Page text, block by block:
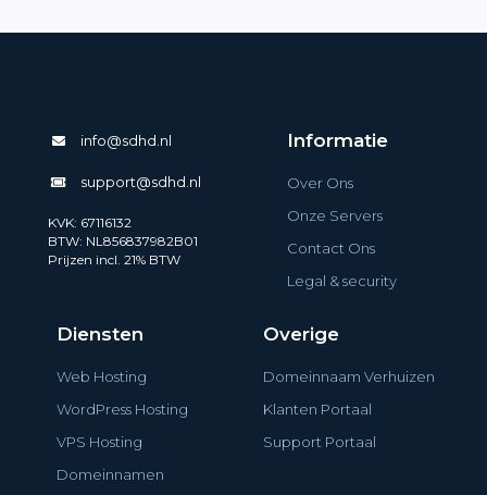
info@sdhd.nl
support@sdhd.nl
KVK: 67116132
BTW: NL856837982B01
Prijzen incl. 21% BTW
Informatie
Over Ons
Onze Servers
Contact Ons
Legal & security
Diensten
Web Hosting
WordPress Hosting
VPS Hosting
Domeinnamen
Overige
Domeinnaam Verhuizen
Klanten Portaal
Support Portaal